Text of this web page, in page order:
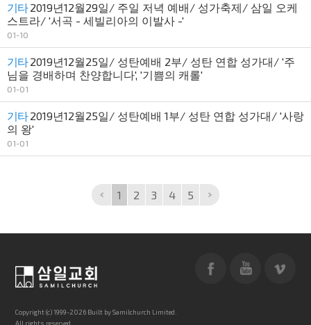
기타2019년12월29일/ 주일 저녁 예배/ 성가축제/ 삼일 오케
스트라/ '서곡 - 세빌리아의 이발사 -'
01-10
기타2019년12월25일/ 성탄예배 2부/ 성탄 연합 성가대/ '주
님을 경배하며 찬양합니다', '기쁨의 캐롤'
01-01
기타2019년12월25일/ 성탄예배 1부/ 성탄 연합 성가대/ '사랑
의 왕'
01-01
1 2 3 4 5
Copyright (c) 1999-2026 Built by Samilchurch Limited.
All rights reserved.